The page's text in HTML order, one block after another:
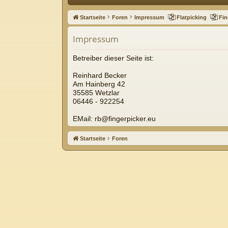
ne
llz
ug
riff
Startseite Foren Impressum Flatpicking
Impressum
Betreiber dieser Seite ist:
Reinhard Becker
Am Hainberg 42
35585 Wetzlar
06446 - 922254
EMail: rb@fingerpicker.eu
Startseite Foren